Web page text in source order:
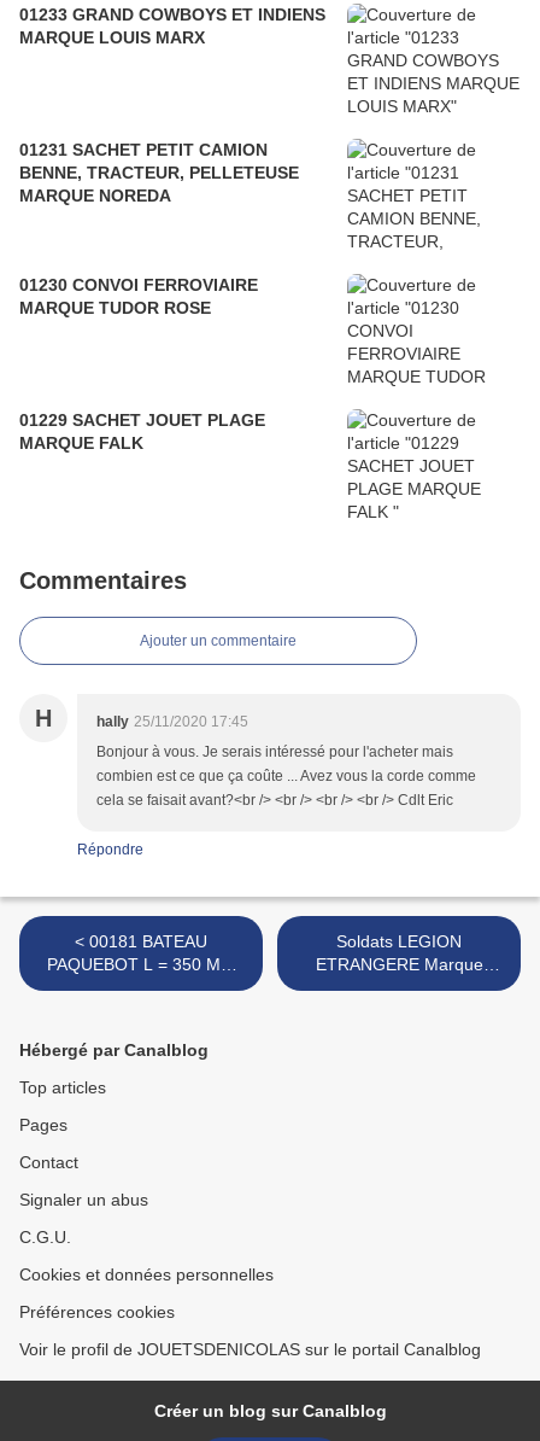
01233 GRAND COWBOYS ET INDIENS
MARQUE LOUIS MARX
01231 SACHET PETIT CAMION
BENNE, TRACTEUR, PELLETEUSE
MARQUE NOREDA
01230 CONVOI FERROVIAIRE
MARQUE TUDOR ROSE
01229 SACHET JOUET PLAGE
MARQUE FALK
Commentaires
Ajouter un commentaire
H hally 25/11/2020 17:45
Bonjour à vous. Je serais intéressé pour l'acheter mais
combien est ce que ça coûte ... Avez vous la corde comme
cela se faisait avant?<br /> <br /> <br /> <br /> Cdlt Eric
Répondre
< 00181 BATEAU
PAQUEBOT L = 350 MM
MARQUE INCONNUE
Soldats LEGION
ETRANGERE Marque
COFALU >
Hébergé par Canalblog
Top articles
Pages
Contact
Signaler un abus
C.G.U.
Cookies et données personnelles
Préférences cookies
Voir le profil de JOUETSDENICOLAS sur le portail Canalblog
Créer un blog sur Canalblog